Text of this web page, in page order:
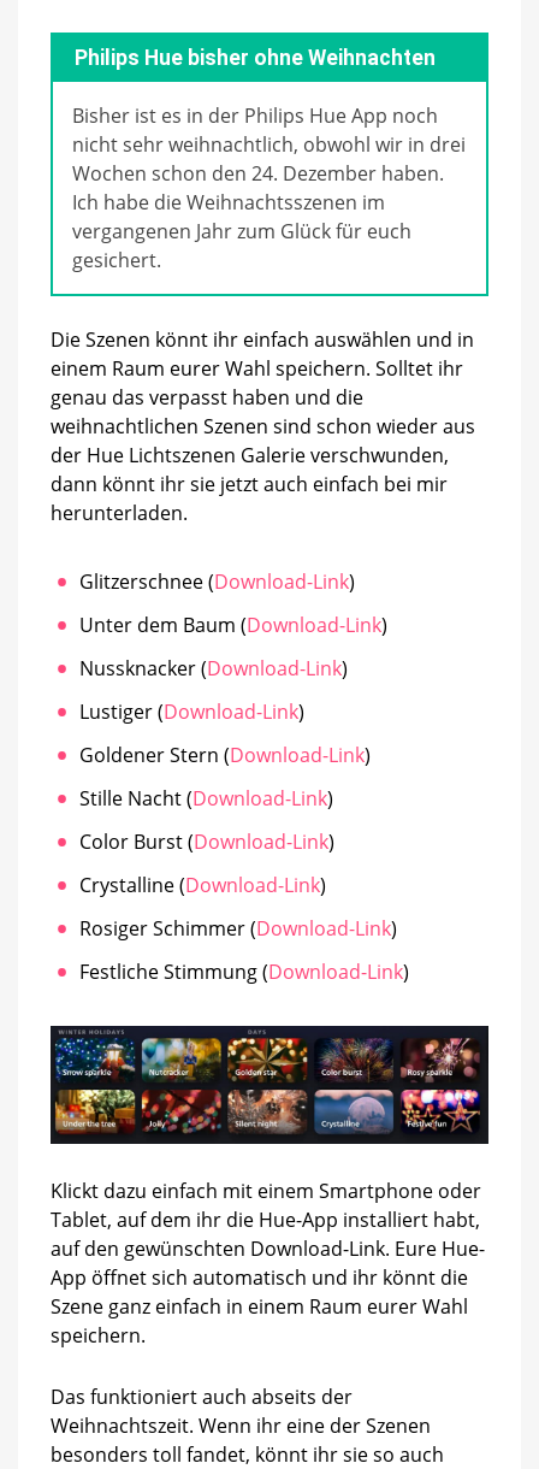
Philips Hue bisher ohne Weihnachten
Bisher ist es in der Philips Hue App noch
nicht sehr weihnachtlich, obwohl wir in drei
Wochen schon den 24. Dezember haben.
Ich habe die Weihnachtsszenen im
vergangenen Jahr zum Glück für euch
gesichert.
Die Szenen könnt ihr einfach auswählen und in
einem Raum eurer Wahl speichern. Solltet ihr
genau das verpasst haben und die
weihnachtlichen Szenen sind schon wieder aus
der Hue Lichtszenen Galerie verschwunden,
dann könnt ihr sie jetzt auch einfach bei mir
herunterladen.
Glitzerschnee (Download-Link)
Unter dem Baum (Download-Link)
Nussknacker (Download-Link)
Lustiger (Download-Link)
Goldener Stern (Download-Link)
Stille Nacht (Download-Link)
Color Burst (Download-Link)
Crystalline (Download-Link)
Rosiger Schimmer (Download-Link)
Festliche Stimmung (Download-Link)
Klickt dazu einfach mit einem Smartphone oder
Tablet, auf dem ihr die Hue-App installiert habt,
auf den gewünschten Download-Link. Eure Hue-
App öffnet sich automatisch und ihr könnt die
Szene ganz einfach in einem Raum eurer Wahl
speichern.
Das funktioniert auch abseits der
Weihnachtszeit. Wenn ihr eine der Szenen
besonders toll fandet, könnt ihr sie so auch